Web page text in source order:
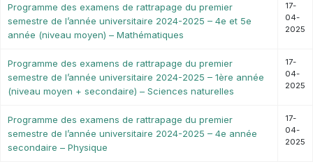
Programme des examens de rattrapage du premier
semestre de l’année universitaire 2024-2025 – 4e et 5e
année (niveau moyen) – Mathématiques
17-
04-
2025
Programme des examens de rattrapage du premier
semestre de l’année universitaire 2024-2025 – 1ère année
(niveau moyen + secondaire) – Sciences naturelles
17-
04-
2025
Programme des examens de rattrapage du premier
semestre de l’année universitaire 2024-2025 – 4e année
secondaire – Physique
17-
04-
2025